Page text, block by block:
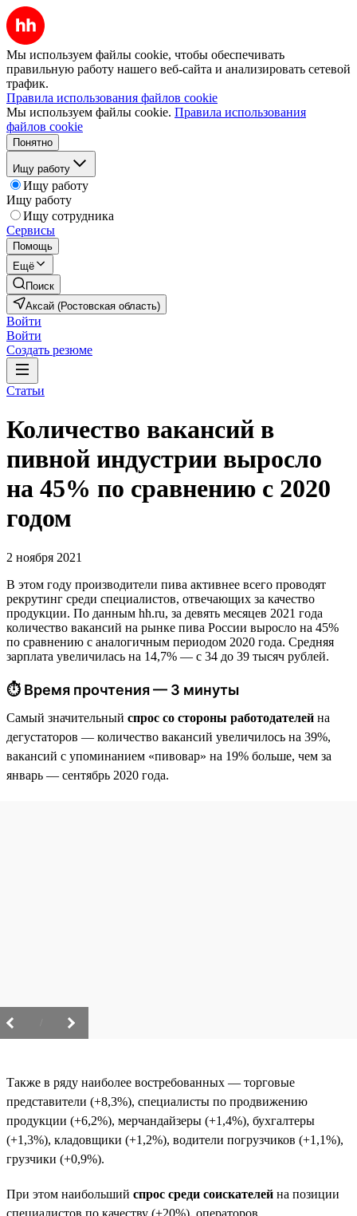
Мы используем файлы cookie, чтобы обеспечивать
правильную работу нашего веб-сайта и анализировать сетевой
трафик.
Правила использования файлов cookie
Мы используем файлы cookie. Правила использования
файлов cookie
Понятно
Ищу работу
Ищу работу
Ищу работу
Ищу сотрудника
Сервисы
Помощь
Ещё
Поиск
Аксай (Ростовская область)
Войти
Войти
Создать резюме
Статьи
Количество вакансий в
пивной индустрии выросло
на 45% по сравнению с 2020
годом
2 ноября 2021
В этом году производители пива активнее всего проводят
рекрутинг среди специалистов, отвечающих за качество
продукции. По данным hh.ru, за девять месяцев 2021 года
количество вакансий на рынке пива России выросло на 45%
по сравнению с аналогичным периодом 2020 года. Средняя
зарплата увеличилась на 14,7% — с 34 до 39 тысяч рублей.
⏱ Время прочтения — 3 минуты
Самый значительный спрос со стороны работодателей на
дегустаторов — количество вакансий увеличилось на 39%,
вакансий с упоминанием «пивовар» на 19% больше, чем за
январь — сентябрь 2020 года.
Также в ряду наиболее востребованных — торговые
представители (+8,3%), специалисты по продвижению
продукции (+6,2%), мерчандайзеры (+1,4%), бухгалтеры
(+1,3%), кладовщики (+1,2%), водители погрузчиков (+1,1%),
грузчики (+0,9%).
При этом наибольший спрос среди соискателей на позиции
специалистов по качеству (+20%), операторов